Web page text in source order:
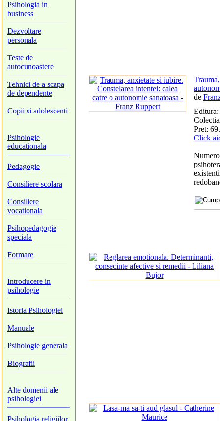
Psihologia in
business
Dezvoltare
personala
Teste de
autocunoastere
Tehnici de a scapa
de dependente
Copii si adolescenti
Psihologie
educationala
Pedagogie
Consiliere scolara
Consiliere
vocationala
Psihopedagogie
speciala
Formare
Introducere in
psihologie
Istoria Psihologiei
Manuale
Psihologie generala
Biografii
Alte domenii ale
psihologiei
Psihologia religiilor
de
Editura:
Pret:
Click